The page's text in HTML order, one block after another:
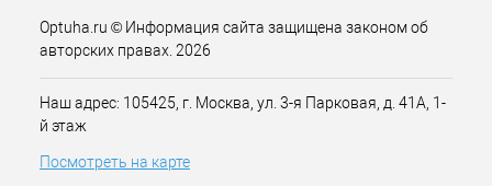
Optuha.ru © Информация сайта защищена законом об
авторских правах. 2026
Наш адрес: 105425, г. Москва, ул. 3-я Парковая, д. 41А, 1-
й этаж
Посмотреть на карте